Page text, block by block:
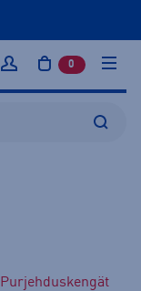
Kirjaudu sisään
0 tuotetta
Purjehduskengät